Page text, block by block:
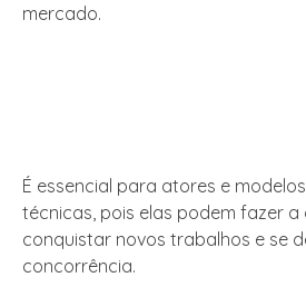
mercado.
É essencial para atores e
técnicas, pois elas podem fazer
conquistar novos trabalhos e se
concorrência.